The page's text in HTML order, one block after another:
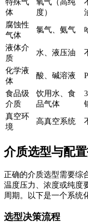
特殊气
体
氧气（高纯
度）
腐蚀性
气体
氯气、氨气
液体介
质
水、液压油
化学液
体
酸、碱溶液
食品级
介质
饮用水、食
品气体
真空环
境
高真空系统
介质选型与配
正确的介质选型需要综
温度压力、浓度或纯度
周期。以下是一个系统
选型决策流程